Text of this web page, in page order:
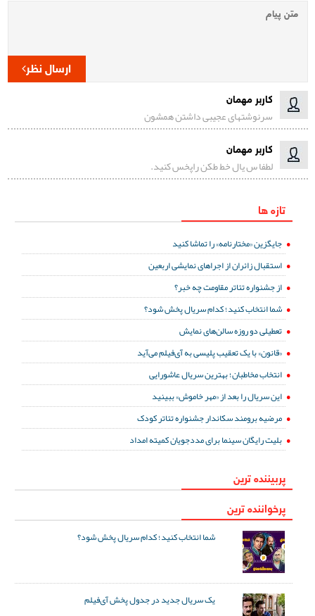
ارسال نظر
کاربر مهمان
سرنوشتهای عجیبی داشتن همشون
کاربر مهمان
لطفا س یال خط طکن راپخس کنید.
تازه ها
جایگزین «مختارنامه» را تماشا کنید
استقبال زائران از اجراهای نمایشی اربعین
از جشنواره تئاتر مقاومت چه خبر؟
شما انتخاب کنید؛ کدام سریال پخش شود؟
تعطیلی دو روزه سالن‌های نمایش
«قانون» با یک تعقیب پلیسی به آی‌فیلم می‌آید
انتخاب مخاطبان؛ بهترین سریال عاشورایی
این سریال را بعد از «مهر خاموش» ببینید
مرضیه برومند سکاندار جشنواره تئاتر کودک
بلیت رایگان سینما برای مددجویان کمیته امداد
پربیننده ترین
پرخواننده ترین
شما انتخاب کنید؛ کدام سریال پخش شود؟
یک سریال جدید در جدول پخش آی‌فیلم